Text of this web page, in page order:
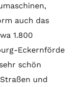
auch das
1.800
Eckernförde
schön
und